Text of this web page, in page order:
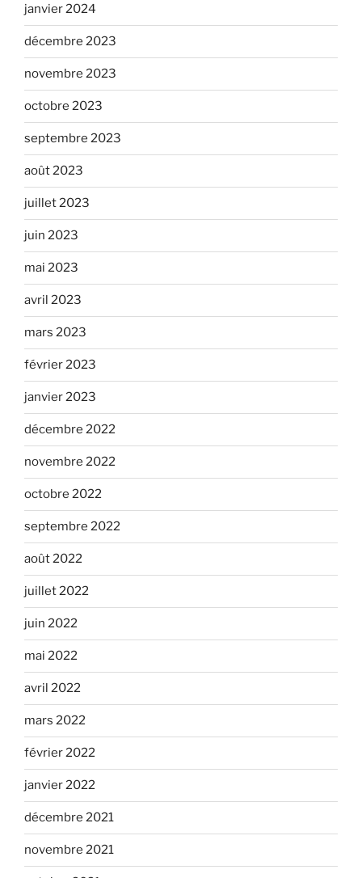
janvier 2024
décembre 2023
novembre 2023
octobre 2023
septembre 2023
août 2023
juillet 2023
juin 2023
mai 2023
avril 2023
mars 2023
février 2023
janvier 2023
décembre 2022
novembre 2022
octobre 2022
septembre 2022
août 2022
juillet 2022
juin 2022
mai 2022
avril 2022
mars 2022
février 2022
janvier 2022
décembre 2021
novembre 2021